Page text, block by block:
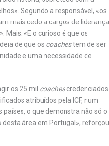
Segundo a responsável, «os
mais cedo a cargos de liderança
«E o curioso é que os
de que os coachestêm de ser
e uma necessidade de
os 25 mil coachescredenciados
atribuídos pela ICF, num
o que demonstra não só o
área em Portugal», reforçou